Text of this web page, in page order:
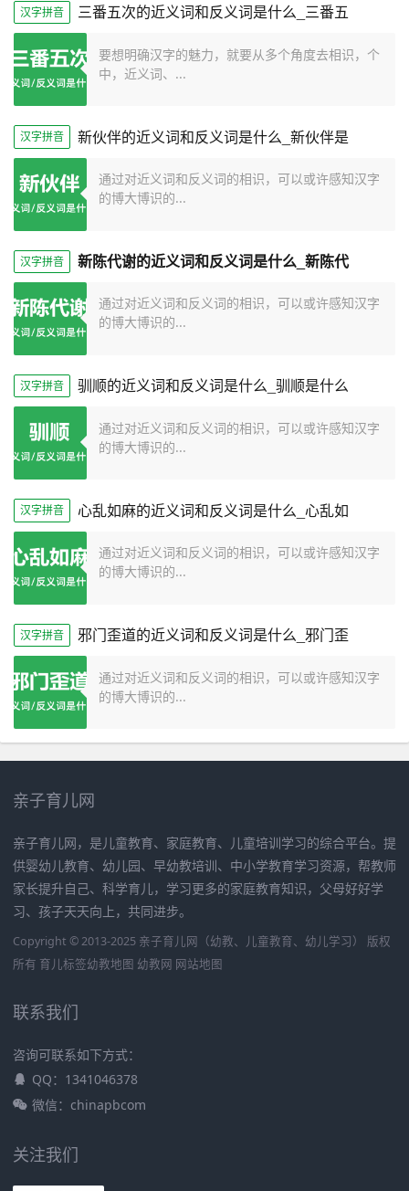
汉字拼音 三番五次的近义词和反义词是什么_三番五
要想明确汉字的魅力，就要从多个角度去相识，个
中，近义词、...
汉字拼音 新伙伴的近义词和反义词是什么_新伙伴是
通过对近义词和反义词的相识，可以或许感知汉字
的博大博识的...
汉字拼音 新陈代谢的近义词和反义词是什么_新陈代
通过对近义词和反义词的相识，可以或许感知汉字
的博大博识的...
汉字拼音 驯顺的近义词和反义词是什么_驯顺是什么
通过对近义词和反义词的相识，可以或许感知汉字
的博大博识的...
汉字拼音 心乱如麻的近义词和反义词是什么_心乱如
通过对近义词和反义词的相识，可以或许感知汉字
的博大博识的...
汉字拼音 邪门歪道的近义词和反义词是什么_邪门歪
通过对近义词和反义词的相识，可以或许感知汉字
的博大博识的...
亲子育儿网
亲子育儿网，是儿童教育、家庭教育、儿童培训学习的综合平台。提
供婴幼儿教育、幼儿园、早幼教培训、中小学教育学习资源，帮教师
家长提升自己、科学育儿，学习更多的家庭教育知识，父母好好学
习、孩子天天向上，共同进步。
Copyright © 2013-2025 亲子育儿网（幼教、儿童教育、幼儿学习） 版权
所有 育儿标签幼教地图 幼教网 网站地图
联系我们
咨询可联系如下方式：
QQ：1341046378
微信：chinapbcom
关注我们